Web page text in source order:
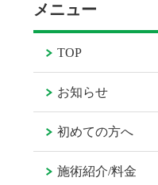
メニュー
TOP
お知らせ
初めての方へ
施術紹介/料金